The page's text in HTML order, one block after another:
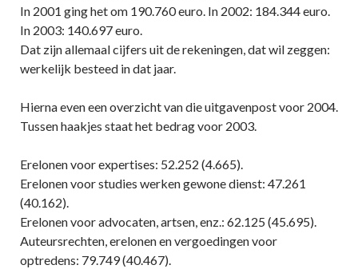
In 2001 ging het om 190.760 euro. In 2002: 184.344 euro.
In 2003: 140.697 euro.
Dat zijn allemaal cijfers uit de rekeningen, dat wil zeggen:
werkelijk besteed in dat jaar.
Hierna even een overzicht van die uitgavenpost voor 2004.
Tussen haakjes staat het bedrag voor 2003.
Erelonen voor expertises: 52.252 (4.665).
Erelonen voor studies werken gewone dienst: 47.261
(40.162).
Erelonen voor advocaten, artsen, enz.: 62.125 (45.695).
Auteursrechten, erelonen en vergoedingen voor
optredens: 79.749 (40.467).